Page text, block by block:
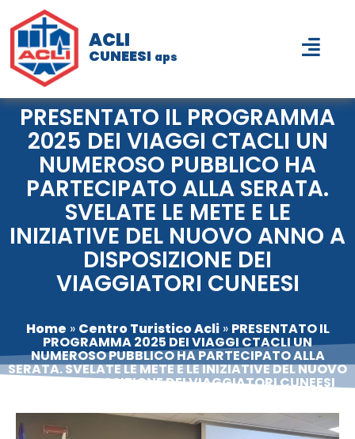
ACLI
CUNEESI aps
PRESENTATO IL PROGRAMMA
2025 DEI VIAGGI CTACLI UN
NUMEROSO PUBBLICO HA
PARTECIPATO ALLA SERATA.
SVELATE LE METE E LE
INIZIATIVE DEL NUOVO ANNO A
DISPOSIZIONE DEI
VIAGGIATORI CUNEESI
Home » Centro Turistico Acli» PRESENTATO IL
PROGRAMMA 2025 DEI VIAGGI CTACLI UN
NUMEROSO PUBBLICO HA PARTECIPATO ALLA
SERATA. SVELATE LE METE E LE INIZIATIVE DEL NUOVO
ANNO A DISPOSIZIONE DEI VIAGGIATORI CUNEESI